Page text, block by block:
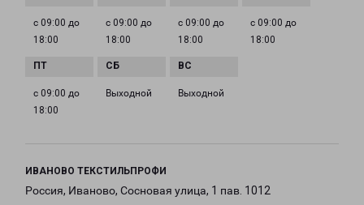
с 09:00 до
18:00
с 09:00 до
18:00
с 09:00 до
18:00
с 09:00 до
18:00
с 09:00 до
18:00
Выходной Выходной
ИВАНОВО ТЕКСТИЛЬПРОФИ
Россия, Иваново, Сосновая улица, 1 пав. 1012